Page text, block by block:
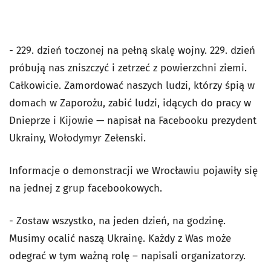
- 229. dzień toczonej na pełną skalę wojny. 229. dzień
próbują nas zniszczyć i zetrzeć z powierzchni ziemi.
Całkowicie. Zamordować naszych ludzi, którzy śpią w
domach w Zaporożu, zabić ludzi, idących do pracy w
Dnieprze i Kijowie — napisał na Facebooku prezydent
Ukrainy, Wołodymyr Zełenski.
Informacje o demonstracji we Wrocławiu pojawiły się
na jednej z grup facebookowych.
- Zostaw wszystko, na jeden dzień, na godzinę.
Musimy ocalić naszą Ukrainę. Każdy z Was może
odegrać w tym ważną rolę – napisali organizatorzy.